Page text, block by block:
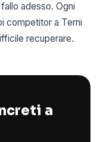
adesso. Ogni
competitor a Terni
recuperare.
a